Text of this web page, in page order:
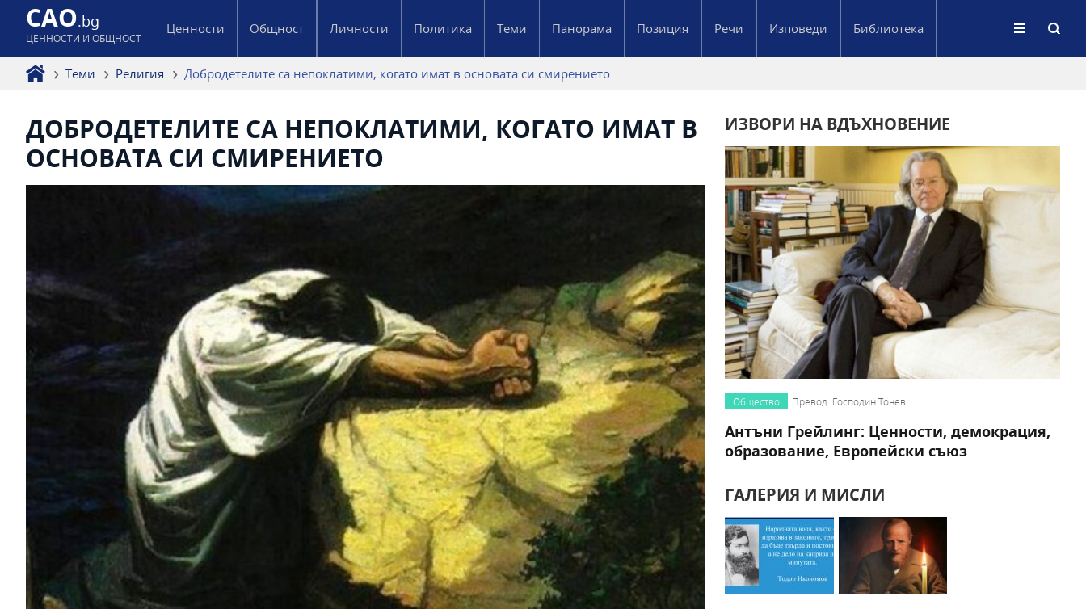
CAO.bg
ЦЕННОСТИ И ОБЩНОСТ
Ценности Общност Личности Политика Теми Панорама Позиция Речи Изповеди Библиотека
Теми Религия Добродетелите са непоклатими, когато имат в основата си смирението
ДОБРОДЕТЕЛИТЕ СА НЕПОКЛАТИМИ, КОГАТО ИМАТ В
ОСНОВАТА СИ СМИРЕНИЕТО
ИЗВОРИ НА ВДЪХНОВЕНИЕ
Общество Превод: Господин Тонев
Антъни Грейлинг: Ценности, демокрация,
образование, Европейски съюз
ГАЛЕРИЯ И МИСЛИ